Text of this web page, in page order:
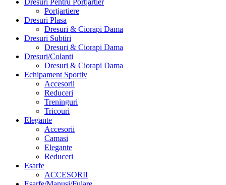
Dresuri Pentru Portjartier
Portjartiere
Dresuri Plasa
Dresuri & Ciorapi Dama
Dresuri Subtiri
Dresuri & Ciorapi Dama
Dresuri/Colanti
Dresuri & Ciorapi Dama
Echipament Sportiv
Accesorii
Reduceri
Treninguri
Tricouri
Elegante
Accesorii
Camasi
Elegante
Reduceri
Esarfe
ACCESORII